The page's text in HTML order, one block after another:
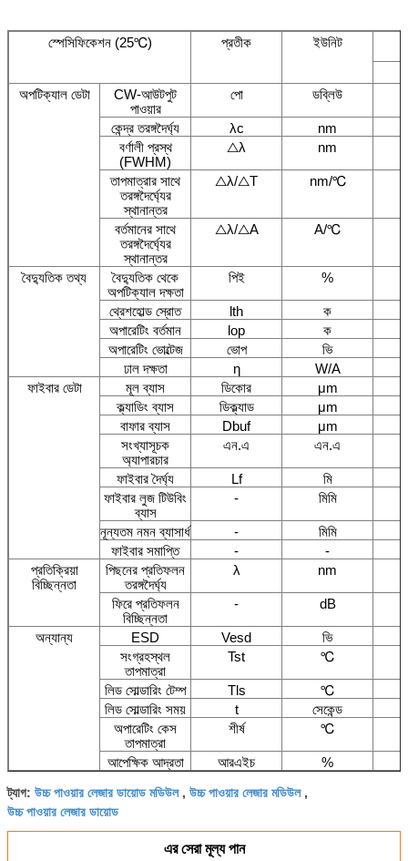
স্পেসিফিকেশন (25℃) প্রতীক
ইউনিট
অপটিক্যাল ডেটা
CW-আউটপুট
পাওয়ার
পো ডব্লিউ
কেন্দ্র তরঙ্গদৈর্ঘ্য λc
nm
বর্ণালী প্রস্থ
(FWHM)
△λ nm
তাপমাত্রার সাথে
তরঙ্গদৈর্ঘ্যের
স্থানান্তর
△λ/△T nm/℃
বর্তমানের সাথে
তরঙ্গদৈর্ঘ্যের
স্থানান্তর
△λ/△A A/℃
বৈদ্যুতিক তথ্য
বৈদ্যুতিক থেকে
অপটিক্যাল দক্ষতা
পিই %
থ্রেশহোল্ড স্রোত lth
ক
অপারেটিং বর্তমান
lop
ক
অপারেটিং ভোল্টেজ
ভোপ
ভি
ঢাল দক্ষতা
η
W/A
ফাইবার ডেটা
মূল ব্যাস ডিকোর
μm
ক্ল্যাডিং ব্যাস
ডিক্ল্যাড
μm
বাফার ব্যাস
Dbuf
μm
সংখ্যাসূচক
অ্যাপারচার
এন.এ এন.এ
ফাইবার দৈর্ঘ্য Lf
মি
ফাইবার লুজ টিউবিং
ব্যাস
- মিমি
নূন্যতম নমন ব্যাসার্ধ -
মিমি
ফাইবার সমাপ্তি
-
-
প্রতিক্রিয়া
বিচ্ছিন্নতা
পিছনের প্রতিফলন
তরঙ্গদৈর্ঘ্য
λ nm
ফিরে প্রতিফলন
বিচ্ছিন্নতা
- dB
অন্যান্য ESD Vesd
ভি
সংগ্রহস্থল
তাপমাত্রা
Tst ℃
লিড সোল্ডারিং টেম্প Tls
℃
লিড সোল্ডারিং সময়
t
সেকেন্ড
অপারেটিং কেস
তাপমাত্রা
শীর্ষ ℃
আপেক্ষিক আদ্রতা আরএইচ %
ট্যাগ: উচ্চ পাওয়ার লেজার ডায়োড মডিউল, উচ্চ পাওয়ার লেজার মডিউল,
উচ্চ পাওয়ার লেজার ডায়োড
এর সেরা মূল্য পান